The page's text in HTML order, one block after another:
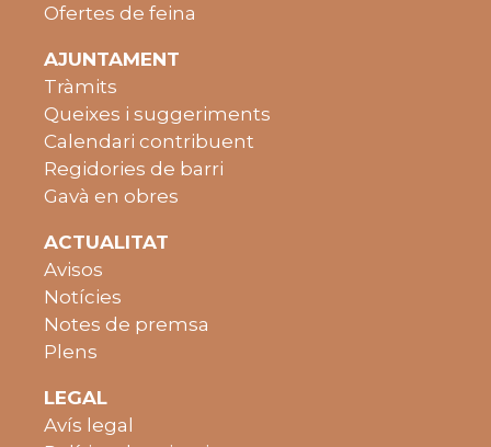
Ofertes de feina
AJUNTAMENT
Tràmits
Queixes i suggeriments
Calendari contribuent
Regidories de barri
Gavà en obres
ACTUALITAT
Avisos
Notícies
Notes de premsa
Plens
LEGAL
Avís legal